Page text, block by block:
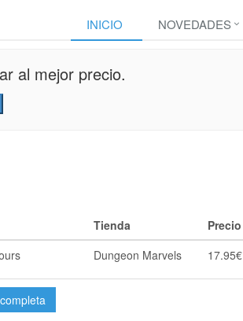
INICIO NOVEDADES
al mejor precio.
Tienda Precio
Dungeon Marvels 17.95€